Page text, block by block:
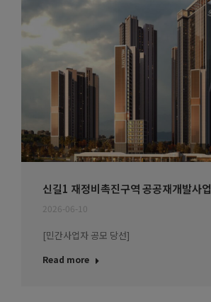
신길1 재정비촉진구역 공공재개발사업
2026-06-10
[민간사업자 공모 당선]
Read more